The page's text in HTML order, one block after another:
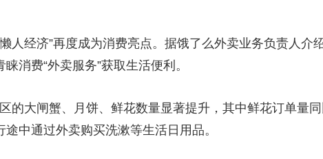
全景新闻
人生第二次
中超 国足 国际足球 网球 综合体育 亚冬会
冰雪道路 足球道路
经济”再度成为消费亮点。据饿了么外卖业务负责人介
消费“外卖服务”获取生活便利。
大闸蟹、月饼、鲜花数量显著提升，其中鲜花订单量同
中通过外卖购买洗漱等生活日用品。